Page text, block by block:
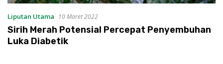
Liputan Utama 10 Maret 2022
Sirih Merah Potensial Percepat Penyembuhan
Luka Diabetik